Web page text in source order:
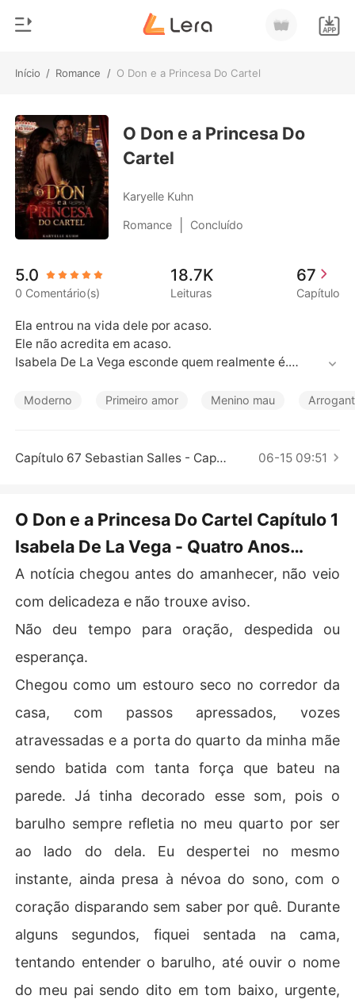
Início / Romance / O Don e a Princesa Do Cartel
Loja
Histórico
Sair
Baixar App
Gênero
Moderno
Lobisomem
Contos
Bilionários
Contos Curtos
O Don e a Princesa Do
Cartel
Karyelle Kuhn
Romance Concluído
5.0
0 Comentário(s)
18.7K
Leituras
67
Capítulo
Ela entrou na vida dele por acaso.
Ele não acredita em acaso.
Isabela De La Vega esconde quem realmente é.
O que começa como desejo, vira obsessão... até que a v
Uma aliança entre impérios.
Mas no mundo deles... a verdade sempre cobra um pre
ço.
Moderno Primeiro amor Menino mau
Capítulo 67 Sebastian Salles - Capítulo bônus 06-15 09:51
O Don e a Princesa Do Cartel Capítulo 1
Isabela De La Vega - Quatro Anos
Antes
A notícia chegou antes do amanhecer, não veio
com delicadeza e não trouxe aviso.
Não deu tempo para oração, despedida ou
esperança.
Chegou como um estouro seco no corredor da
casa, com passos apressados, vozes
atravessadas e a porta do quarto da minha mãe
sendo batida com tanta força que bateu na
parede. Já tinha decorado esse som, pois o
barulho sempre refletia no meu quarto por ser
ao lado do dela. Eu despertei no mesmo
instante, ainda presa à névoa do sono, com o
coração disparando sem saber por quê. Durante
alguns segundos, fiquei sentada na cama,
tentando entender o barulho, até ouvir o nome
do meu pai sendo dito em tom baixo, urgente,